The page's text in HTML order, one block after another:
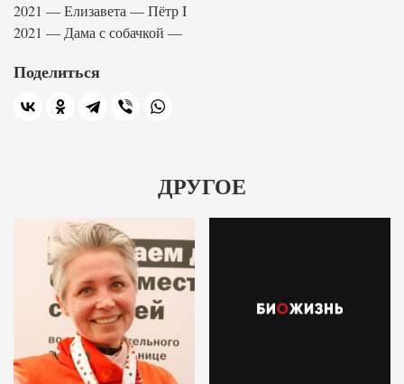
2021 — Елизавета — Пётр I
2021 — Дама с собачкой —
Поделиться
ДРУГОЕ